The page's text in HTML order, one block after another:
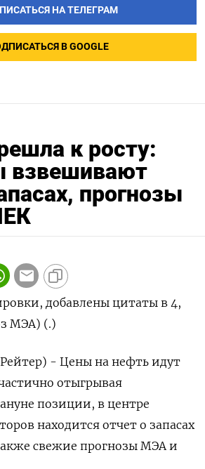
НА ТЕЛЕГРАМ
В GOOGLE
к росту:
взвешивают
прогнозы
добавлены цитаты в 4,
МЭА) (.)
- Цены на нефть идут
отыгрывая
позиции, в центре
находится отчет о запасах
свежие прогнозы МЭА и